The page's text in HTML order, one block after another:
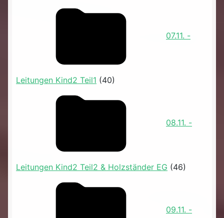
07.11. -
Leitungen Kind2 Teil1 (40)
08.11. -
Leitungen Kind2 Teil2 & Holzständer EG (46)
09.11. -